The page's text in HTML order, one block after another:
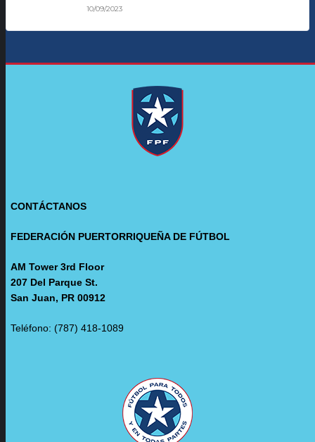
10/09/2023
CONTÁCTANOS
FEDERACIÓN PUERTORRIQUEÑA DE FÚTBOL
AM Tower 3rd Floor
207 Del Parque St.
San Juan, PR 00912
Teléfono: (787) 418-1089